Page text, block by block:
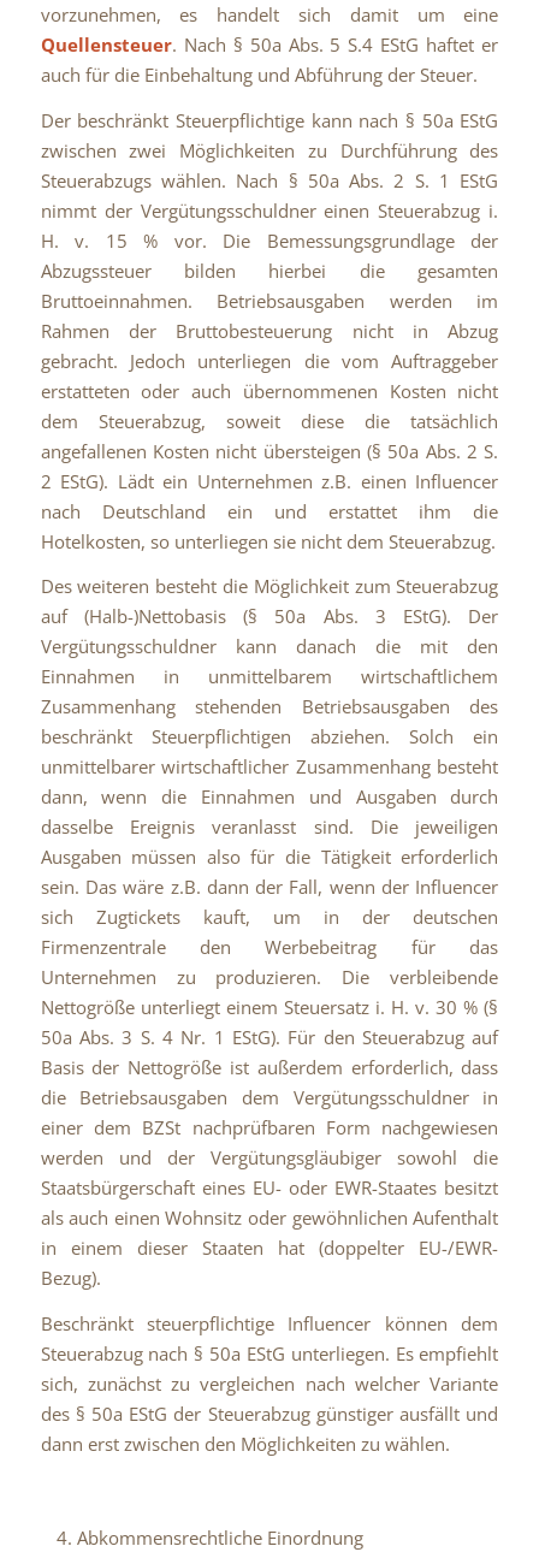
vorzunehmen, es handelt sich damit um eine
Quellensteuer. Nach § 50a Abs. 5 S.4 EStG haftet er
auch für die Einbehaltung und Abführung der Steuer.
Der beschränkt Steuerpflichtige kann nach § 50a EStG
zwischen zwei Möglichkeiten zu Durchführung des
Steuerabzugs wählen. Nach § 50a Abs. 2 S. 1 EStG
nimmt der Vergütungsschuldner einen Steuerabzug i.
H. v. 15 % vor. Die Bemessungsgrundlage der
Abzugssteuer bilden hierbei die gesamten
Bruttoeinnahmen. Betriebsausgaben werden im
Rahmen der Bruttobesteuerung nicht in Abzug
gebracht. Jedoch unterliegen die vom Auftraggeber
erstatteten oder auch übernommenen Kosten nicht
dem Steuerabzug, soweit diese die tatsächlich
angefallenen Kosten nicht übersteigen (§ 50a Abs. 2 S.
2 EStG). Lädt ein Unternehmen z.B. einen Influencer
nach Deutschland ein und erstattet ihm die
Hotelkosten, so unterliegen sie nicht dem Steuerabzug.
Des weiteren besteht die Möglichkeit zum Steuerabzug
auf (Halb-)Nettobasis (§ 50a Abs. 3 EStG). Der
Vergütungsschuldner kann danach die mit den
Einnahmen in unmittelbarem wirtschaftlichem
Zusammenhang stehenden Betriebsausgaben des
beschränkt Steuerpflichtigen abziehen. Solch ein
unmittelbarer wirtschaftlicher Zusammenhang besteht
dann, wenn die Einnahmen und Ausgaben durch
dasselbe Ereignis veranlasst sind. Die jeweiligen
Ausgaben müssen also für die Tätigkeit erforderlich
sein. Das wäre z.B. dann der Fall, wenn der Influencer
sich Zugtickets kauft, um in der deutschen
Firmenzentrale den Werbebeitrag für das
Unternehmen zu produzieren. Die verbleibende
Nettogröße unterliegt einem Steuersatz i. H. v. 30 % (§
50a Abs. 3 S. 4 Nr. 1 EStG). Für den Steuerabzug auf
Basis der Nettogröße ist außerdem erforderlich, dass
die Betriebsausgaben dem Vergütungsschuldner in
einer dem BZSt nachprüfbaren Form nachgewiesen
werden und der Vergütungsgläubiger sowohl die
Staatsbürgerschaft eines EU- oder EWR-Staates besitzt
als auch einen Wohnsitz oder gewöhnlichen Aufenthalt
in einem dieser Staaten hat (doppelter EU-/EWR-
Bezug).
Beschränkt steuerpflichtige Influencer können dem
Steuerabzug nach § 50a EStG unterliegen. Es empfiehlt
sich, zunächst zu vergleichen nach welcher Variante
des § 50a EStG der Steuerabzug günstiger ausfällt und
dann erst zwischen den Möglichkeiten zu wählen.
Abkommensrechtliche Einordnung